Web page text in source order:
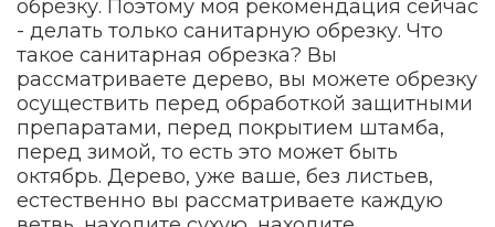
обрезку. Поэтому моя рекомендация сейчас
- делать только санитарную обрезку. Что
такое санитарная обрезка? Вы
рассматриваете дерево, вы можете обрезку
осуществить перед обработкой защитными
препаратами, перед покрытием штамба,
перед зимой, то есть это может быть
октябрь. Дерево, уже ваше, без листьев,
естественно вы рассматриваете каждую